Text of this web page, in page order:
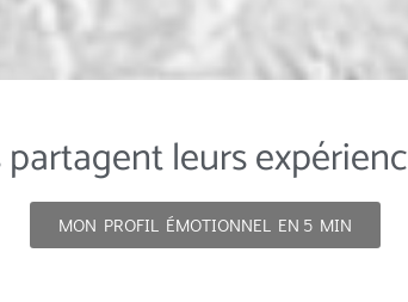
partagent leurs
MON PROFIL ÉMOTIONNEL EN 5 MIN